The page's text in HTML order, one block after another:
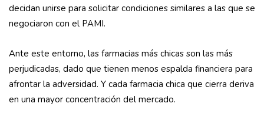
decidan unirse para solicitar condiciones similares a las que se
negociaron con el PAMI.
Ante este entorno, las farmacias más chicas son las más
perjudicadas, dado que tienen menos espalda financiera para
afrontar la adversidad. Y cada farmacia chica que cierra deriva
en una mayor concentración del mercado.